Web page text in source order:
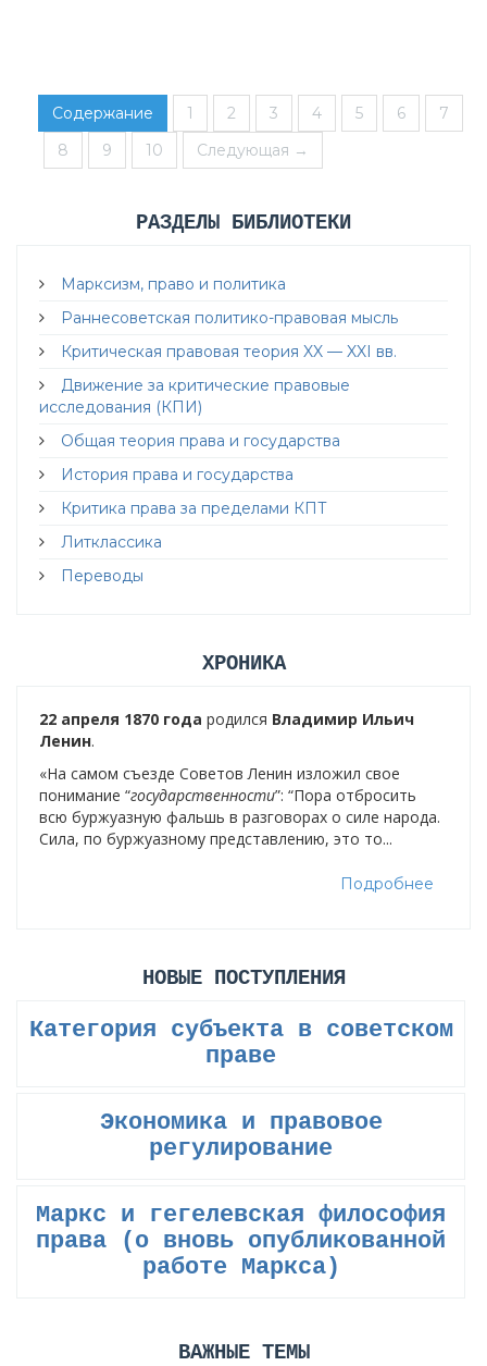
Содержание 1 2 3 4 5 6
7
8
9 10 Следующая →
РАЗДЕЛЫ БИБЛИОТЕКИ
Марксизм, право и политика
Раннесоветская политико-правовая мысль
Критическая правовая теория XX — XXI вв.
Движение за критические правовые
исследования (КПИ)
Общая теория права и государства
История права и государства
Критика права за пределами КПТ
Литклассика
Переводы
ХРОНИКА
22 апреля 1870 года родился Владимир Ильич
Ленин.
«На самом съезде Советов Ленин изложил свое
понимание “государственности”: “Пора отбросить
всю буржуазную фальшь в разговорах о силе народа.
Сила, по буржуазному представлению, это то...
Подробнее
НОВЫЕ ПОСТУПЛЕНИЯ
Категория субъекта в советском
праве
Экономика и правовое
регулирование
Маркс и гегелевская философия
права (о вновь опубликованной
работе Маркса)
ВАЖНЫЕ ТЕМЫ